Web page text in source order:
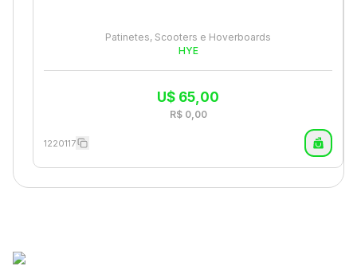
Patinetes, Scooters e Hoverboards
HYE
U$ 65,00
R$ 0,00
1220117